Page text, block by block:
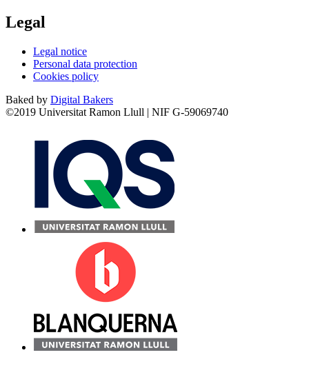
Legal
Legal notice
Personal data protection
Cookies policy
Baked by Digital Bakers
©2019 Universitat Ramon Llull | NIF G-59069740